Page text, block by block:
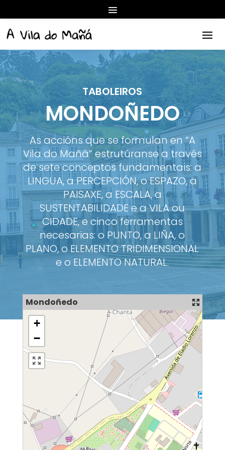
TABOLEIROS
MONDOÑEDO
As accións que se formulan en “A
Vila do Mañá” estrutúranse a través
de sete conceptos fundamentais: a
LINGUA, a PERCEPCIÓN, o ESPAZO, a
PAISAXE, a ESCALA, a
SUSTENTABILIDADE e a VILA ou
CIDADE, e cinco ferramentas
necesarias: o PUNTO, a LIÑA, o
PLANO, o ELEMENTO TRIDIMENSIONAL
e o ELEMENTO NATURAL.
Mondoñedo
+
−